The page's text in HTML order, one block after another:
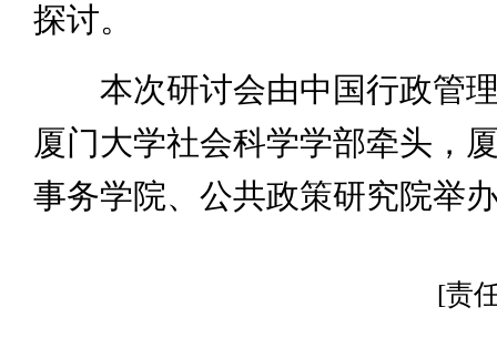
探讨。
本次研讨会由中国行政管理
厦门大学社会科学学部牵头，
事务学院、公共政策研究院举
[责